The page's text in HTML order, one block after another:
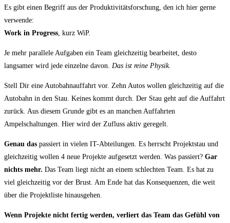
Es gibt einen Begriff aus der Produktivitätsforschung, den ich hier gerne
verwende:
Work in Progress , kurz WiP.
Je mehr parallele Aufgaben ein Team gleichzeitig bearbeitet, desto
langsamer wird jede einzelne davon. Das ist reine Physik.
Stell Dir eine Autobahnauffahrt vor. Zehn Autos wollen gleichzeitig auf die
Autobahn in den Stau. Keines kommt durch. Der Stau geht auf die Auffahrt
zurück. Aus diesem Grunde gibt es an manchen Auffahrten
Ampelschaltungen. Hier wird der Zufluss aktiv geregelt.
Genau das passiert in vielen IT-Abteilungen. Es herrscht Projektstau und
gleichzeitig wollen 4 neue Projekte aufgesetzt werden. Was passiert? Gar
nichts mehr. Das Team liegt nicht an einem schlechten Team. Es hat zu
viel gleichzeitig vor der Brust. Am Ende hat das Konsequenzen, die weit
über die Projektliste hinausgehen.
Wenn Projekte nicht fertig werden, verliert das Team das Gefühl von